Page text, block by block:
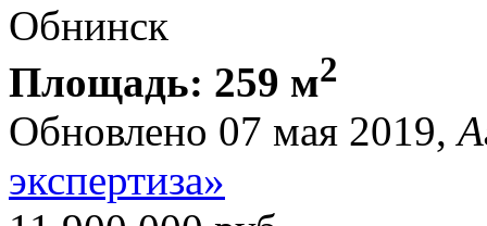
Обнинск
Площадь: 259 м2
Обновлено 07 мая 2019,
экспертиза»